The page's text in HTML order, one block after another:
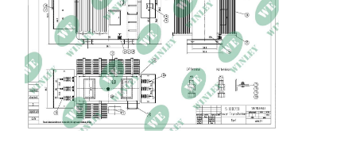
มิติ
133 × 140 × 117 นิ้ว (ยาว ×
กว้าง × สูง)
น้ำหนัก 28,500 ปอนด์
ระดับน้ำทะเล ≤1,000ม